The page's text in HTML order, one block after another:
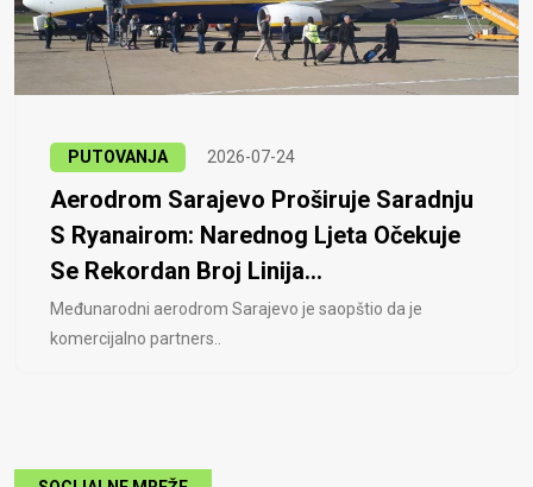
PUTOVANJA 2026-07-24
Aerodrom Sarajevo Proširuje Saradnju
S Ryanairom: Narednog Ljeta Očekuje
Se Rekordan Broj Linija...
Međunarodni aerodrom Sarajevo je saopštio da je
komercijalno partners..